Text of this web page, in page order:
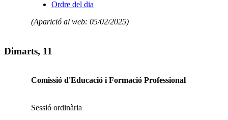
Ordre del dia
(Aparició al web: 05/02/2025)
Dimarts, 11
Comissió d'Educació i Formació Professional
Sessió ordinària